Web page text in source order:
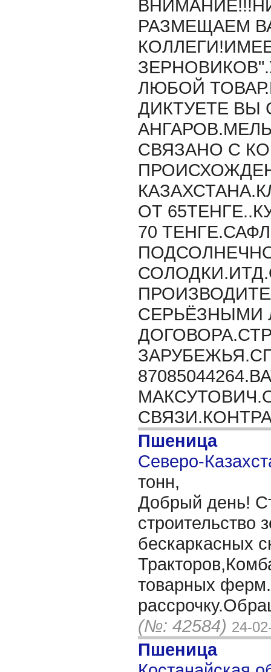
РАЗМЕЩАЕМ
ЛЮБОЙ
ДИКТУЕТЕ ВЫ
СВЯЗАНО С
ОТ
70
СЕРЬЁЗНЫМИ
Пшеница
Северо-
тонн,
Добрый день!
строительство
бескаркасных
товарных
(№: 42584) 24-
Пшеница